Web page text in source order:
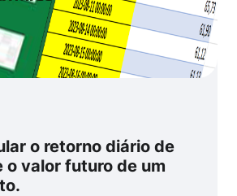
o retorno diário de
o valor futuro de um